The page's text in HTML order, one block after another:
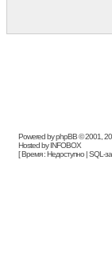
Powered by phpBB © 2001,
Hosted by INFOBOX
[ Время : Недоступно | SQL-